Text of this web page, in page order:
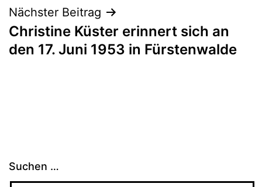
Nächster Beitrag
Christine Küster erinnert sich an
den 17. Juni 1953 in Fürstenwalde
Suchen …